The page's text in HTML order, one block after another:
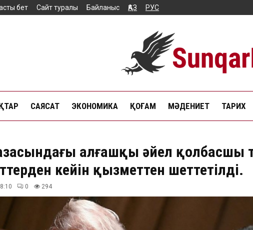
бет Сайт туралы Байланыс ҚАЗ РУС
САЯСАТ ЭКОНОМИКА ҚОҒАМ МӘДЕНИЕТ ТАРИХ
алғашқы әйел қолбасшы
кейін қызметтен шеттетілді.
0 294